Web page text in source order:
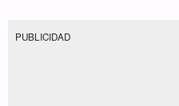
PUBLICIDAD